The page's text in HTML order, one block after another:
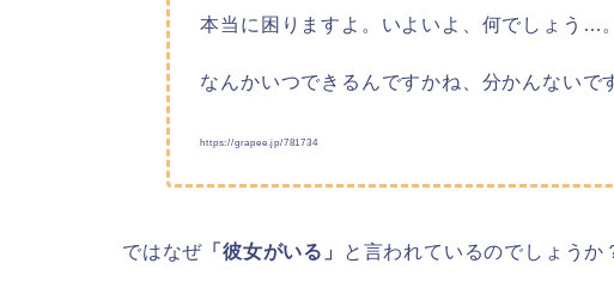
本当に困りますよ。いよいよ、何でしょう…。
なんかいつできるんですかね、分かんないで
https://grapee.jp/781734
ではなぜ 「彼女がいる」 と言われているのでしょうか